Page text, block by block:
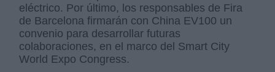
eléctrico. Por último, los responsables de Fira
de Barcelona firmarán con China EV100 un
convenio para desarrollar futuras
colaboraciones, en el marco del Smart City
World Expo Congress.